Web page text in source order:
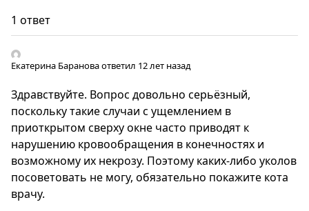
1 ответ
Екатерина Барановаответил 12 лет назад
Здравствуйте. Вопрос довольно серьёзный,
поскольку такие случаи с ущемлением в
приоткрытом сверху окне часто приводят к
нарушению кровообращения в конечностях и
возможному их некрозу. Поэтому каких-либо уколов
посоветовать не могу, обязательно покажите кота
врачу.